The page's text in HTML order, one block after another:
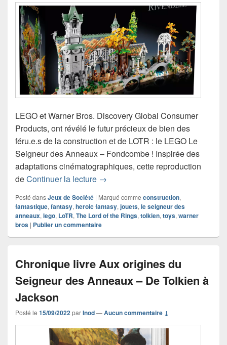
LEGO et Warner Bros. Discovery Global Consumer
Products, ont révélé le futur précieux de bien des
féru.e.s de la construction et de LOTR : le LEGO Le
Seigneur des Anneaux – Fondcombe ! Inspirée des
adaptations cinématographiques, cette reproduction
deContinuer la lecture LEGO Le Seigneur des Anneaux –
→
Posté dansJeux de Société | Marqué comme construction,
fantastique, fantasy, heroic fantasy, jouets, le seigneur des
anneaux, lego, LoTR, The Lord of the Rings, tolkien, toys, warner
bros | Publier un commentaire
Chronique livre Aux origines du
Seigneur des Anneaux – De Tolkien à
Jackson
Posté le 15/09/2022 parInod—Aucun commentaire ↓